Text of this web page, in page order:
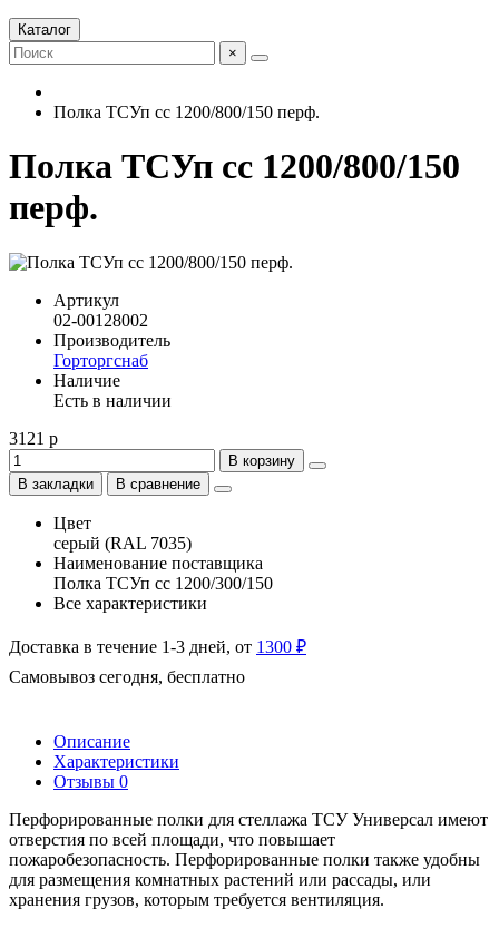
Каталог
×
Полка ТСУп сс 1200/800/150 перф.
Полка ТСУп сс 1200/800/150
перф.
Артикул
02-00128002
Производитель
Горторгснаб
Наличие
Есть в наличии
3121 р
В корзину
В закладки
В сравнение
Цвет
серый (RAL 7035)
Наименование поставщика
Полка ТСУп сс 1200/300/150
Все характеристики
Доставка в течение 1-3 дней, от 1300 ₽
Самовывоз сегодня, бесплатно
Описание
Характеристики
Отзывы 0
Перфорированные полки для стеллажа ТСУ Универсал имеют
отверстия по всей площади, что повышает
пожаробезопасность. Перфорированные полки также удобны
для размещения комнатных растений или рассады, или
хранения грузов, которым требуется вентиляция.